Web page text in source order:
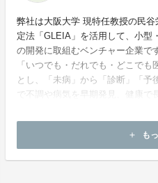
弊社は大阪大学 現特任教授の民
定法「GLEIA」を活用して、小型
の開発に取組むベンチャー企業で
「いつでも・だれでも・どこで
とし、「未病」から「診断」「予
で不調や病気を早期発見、健康で
add も